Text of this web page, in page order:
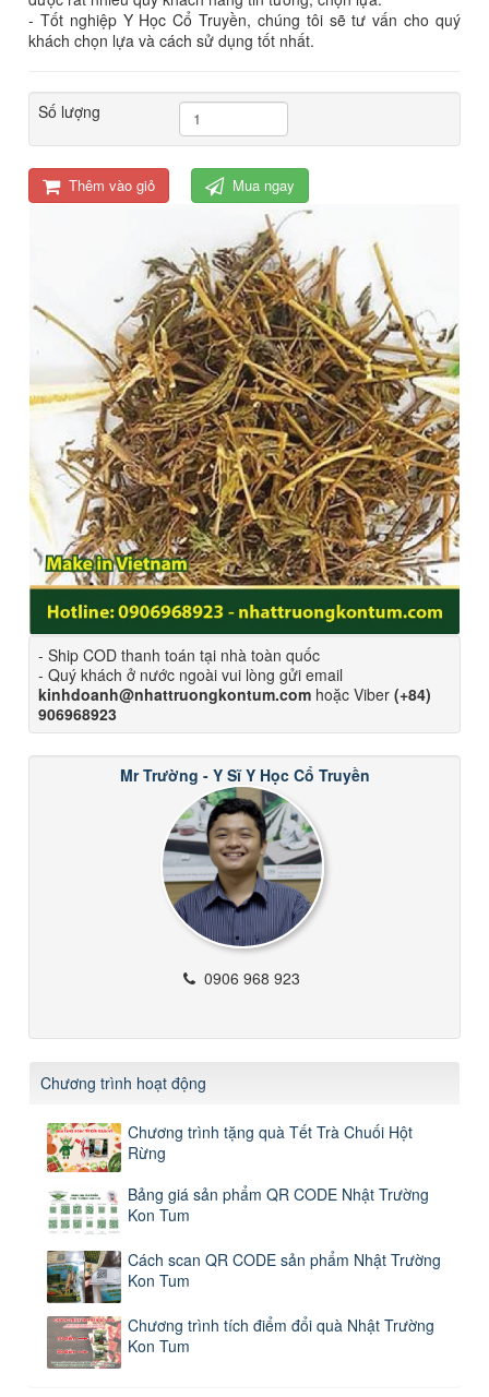
- Tốt nghiệp Y Học Cổ Truyền, chúng tôi sẽ tư vấn cho quý
khách chọn lựa và cách sử dụng tốt nhất.
Số lượng
Thêm vào giỏ Mua ngay
- Ship COD thanh toán tại nhà toàn quốc
- Quý khách ở nước ngoài vui lòng gửi email
kinhdoanh@nhattruongkontum.com hoặc Viber (+84)
906968923
Mr Trường - Y Sĩ Y Học Cổ Truyền
0906 968 923
Chương trình hoạt động
Chương trình tặng quà Tết Trà Chuối Hột
Rừng
Bảng giá sản phẩm QR CODE Nhật Trường
Kon Tum
Cách scan QR CODE sản phẩm Nhật Trường
Kon Tum
Chương trình tích điểm đổi quà Nhật Trường
Kon Tum